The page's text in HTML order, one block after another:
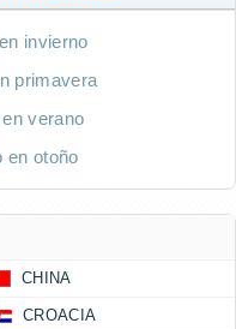
invierno
primavera
verano
en otoño
CHINA
CROACIA